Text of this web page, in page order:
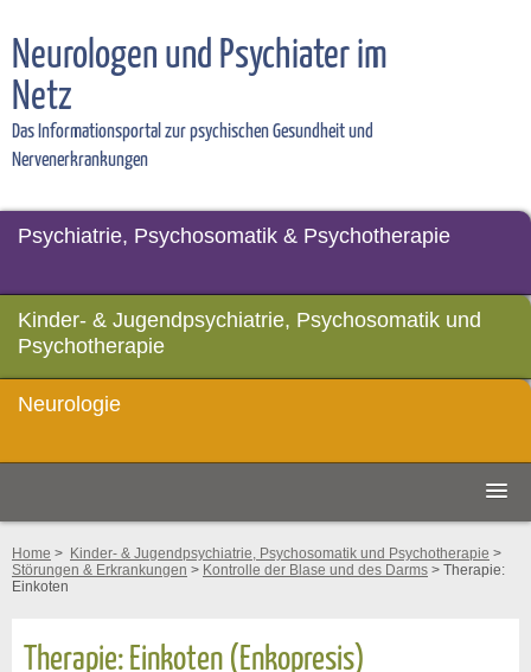
Neurologen und Psychiater im
Netz
Das Informationsportal zur psychischen Gesundheit und
Nervenerkrankungen
Psychiatrie, Psychosomatik & Psychotherapie
Kinder- & Jugendpsychiatrie, Psychosomatik und
Psychotherapie
Neurologie
Home > Kinder- & Jugendpsychiatrie, Psychosomatik und Psychotherapie >
Störungen & Erkrankungen > Kontrolle der Blase und des Darms > Therapie:
Einkoten
Therapie: Einkoten (Enkopresis)